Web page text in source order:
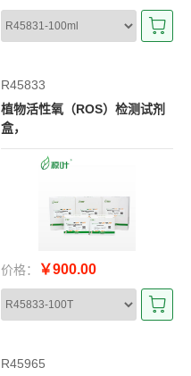
R45833
植物活性氧（ROS）检测试剂
盒，
价格： ￥900.00
R45965